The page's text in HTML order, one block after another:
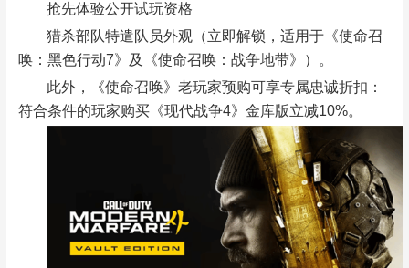
抢先体验公开试玩资格
猎杀部队特遣队员外观（立即解锁，适用于《使命召
唤：黑色行动7》及《使命召唤：战争地带》）。
此外，《使命召唤》老玩家预购可享专属忠诚折扣：
符合条件的玩家购买《现代战争4》金库版立减10%。